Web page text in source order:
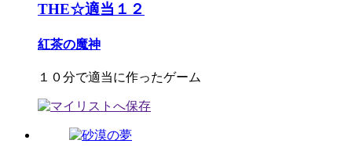
THE☆適当１２
紅茶の魔神
１０分で適当に作ったゲーム